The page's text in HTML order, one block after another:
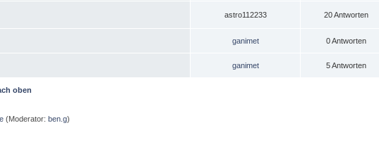
astro112233 20 Antworten
ganimet 0 Antworten
ganimet 5 Antworten
oben
(Moderator: ben.g)